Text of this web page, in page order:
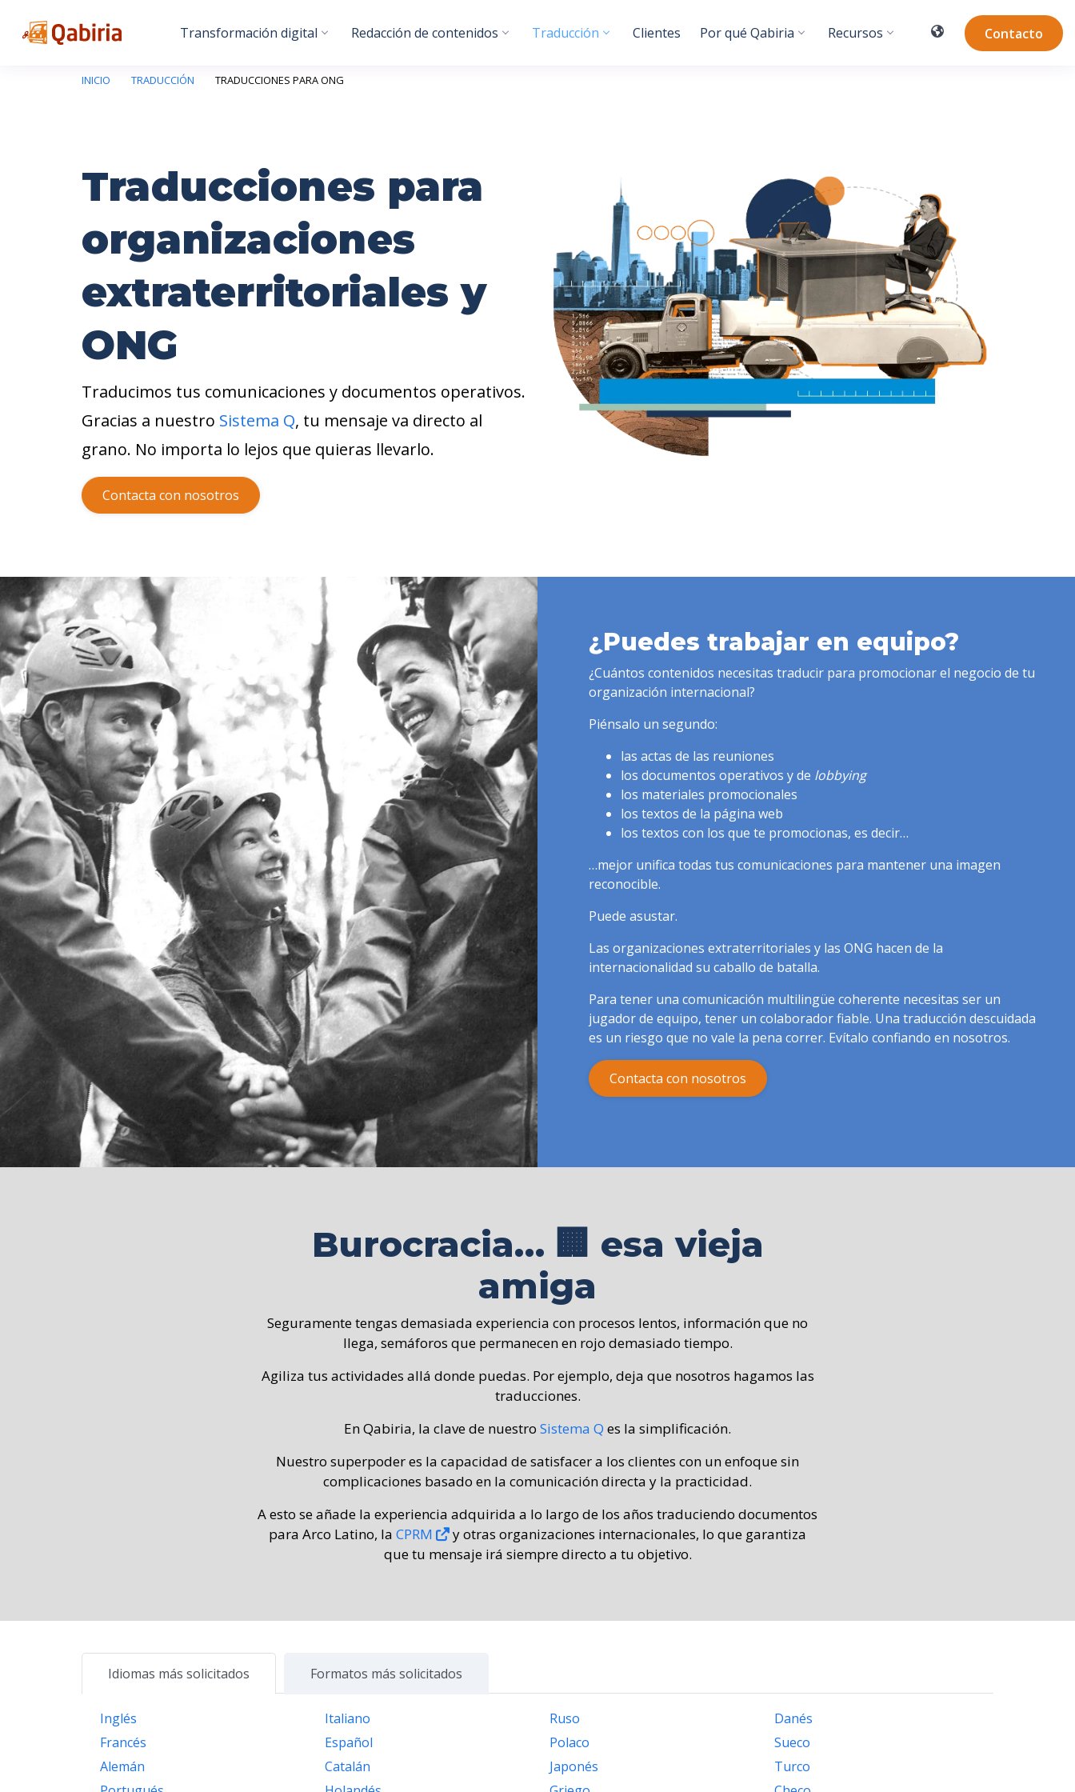
Transformación digital Redacción de contenidos Traducción Clientes Por qué Qabiria Recursos Contacto
INICIO TRADUCCIÓN TRADUCCIONES PARA ONG
Traducciones para
organizaciones
extraterritoriales y
ONG
Traducimos tus comunicaciones y documentos operativos.
Gracias a nuestro Sistema Q, tu mensaje va directo al
grano. No importa lo lejos que quieras llevarlo.
Contacta con nosotros
¿Puedes trabajar en equipo?
¿Cuántos contenidos necesitas traducir para promocionar el negocio de tu
organización internacional?
Piénsalo un segundo:
las actas de las reuniones
los documentos operativos y de lobbying
los materiales promocionales
los textos de la página web
los textos con los que te promocionas, es decir…
…mejor unifica todas tus comunicaciones para mantener una imagen
reconocible.
Puede asustar.
Las organizaciones extraterritoriales y las ONG hacen de la
internacionalidad su caballo de batalla.
Para tener una comunicación multilingüe coherente necesitas ser un
jugador de equipo, tener un colaborador fiable. Una traducción descuidada
es un riesgo que no vale la pena correr. Evítalo confiando en nosotros.
Contacta con nosotros
Burocracia… 🏢 esa vieja
amiga
Seguramente tengas demasiada experiencia con procesos lentos, información que no
llega, semáforos que permanecen en rojo demasiado tiempo.
Agiliza tus actividades allá donde puedas. Por ejemplo, deja que nosotros hagamos las
traducciones.
En Qabiria, la clave de nuestro Sistema Q es la simplificación.
Nuestro superpoder es la capacidad de satisfacer a los clientes con un enfoque sin
complicaciones basado en la comunicación directa y la practicidad.
A esto se añade la experiencia adquirida a lo largo de los años traduciendo documentos
para Arco Latino, la CPRM
y otras organizaciones internacionales, lo que garantiza
que tu mensaje irá siempre directo a tu objetivo.
Idiomas más solicitados Formatos más solicitados
Inglés
Francés
Alemán
Italiano
Español
Catalán
Ruso
Polaco
Japonés
Danés
Sueco
Turco